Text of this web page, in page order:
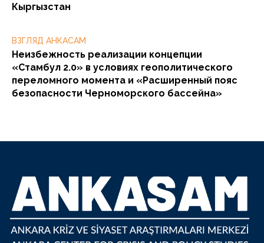
Кыргызстан
ВЗГЛЯД АНКАСАМ
Неизбежность реализации концепции
«Стамбул 2.0» в условиях геополитического
переломного момента и «Расширенный пояс
безопасности Черноморского бассейна»